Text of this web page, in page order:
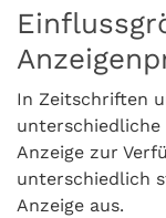
In Zeitschriften
Anzeige zur
unterschiedlich
Anzeige aus.